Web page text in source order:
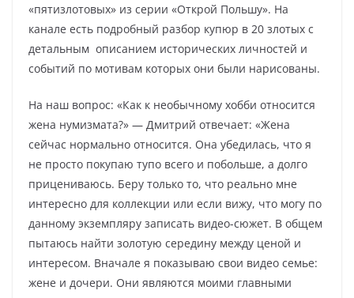
«пятизлотовых» из серии «Открой Польшу». На
канале есть подробный разбор купюр в 20 злотых с
детальным описанием исторических личностей и
событий по мотивам которых они были нарисованы.
На наш вопрос: «Как к необычному хобби относится
жена нумизмата?» — Дмитрий отвечает: «Жена
сейчас нормально относится. Она убедилась, что я
не просто покупаю тупо всего и побольше, а долго
прицениваюсь. Беру только то, что реально мне
интересно для коллекции или если вижу, что могу по
данному экземпляру записать видео-сюжет. В общем
пытаюсь найти золотую середину между ценой и
интересом. Вначале я показываю свои видео семье:
жене и дочери. Они являются моими главными